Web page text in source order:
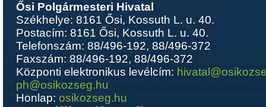
Ősi Polgármesteri Hivatal
Székhelye: 8161 Ősi, Kossuth L. u. 40.
Postacím: 8161 Ősi, Kossuth L. u. 40.
Telefonszám: 88/496-192, 88/496-372
Faxszám: 88/496-192, 88/496-372
Központi elektronikus levélcím:
ph@osikozseg.hu
Honlap:osikozseg.hu